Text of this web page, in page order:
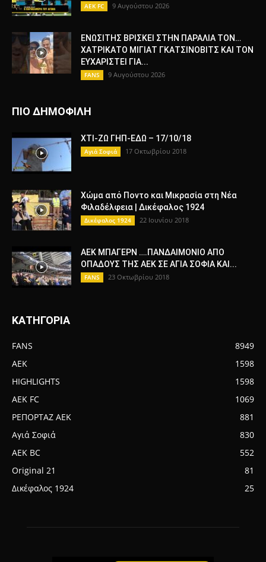
AEK FC 9 Αυγούστου 2026
ΕΝΩΣΙΤΗΣ ΒΡΙΣΚΕΙ ΣΤΗΝ ΠΑΡΑΛΙΑ ΤΟΝ…
ΧΑΤΡΙΚΑΤΟ ΜΙΓΙΑΤ ΓΚΑΤΣΙΝΟΒΙΤΣ ΚΑΙ ΤΟΝ
ΕΥΧΑΡΙΣΤΕΙ ΓΙΑ...
FANS 9 Αυγούστου 2026
ΠΙΟ ΔΗΜΟΦΙΛΗ
ΧΤΙ-ΖΩ ΓΗΠ-ΕΔΩ – 17/10/18
Αγιά Σοφιά 17 Οκτωβρίου 2018
Χώμα από Ποντο και Μικρασία στη Νέα
Φιλαδέλφεια | Δικέφαλος 1924
Δικέφαλος 1924 22 Ιουνίου 2018
ΑΕΚ ΜΠΑΓΕΡΝ ….ΠΑΝΔΑΙΜΟΝΙΟ ΑΠΟ
ΟΠΑΔΟΥΣ ΤΗΣ ΑΕΚ ΣΕ ΑΓΙΑ ΣΟΦΙΑ ΚΑΙ...
FANS 23 Οκτωβρίου 2018
ΚΑΤΗΓΟΡΙΑ
FANS
8949
AEK
1598
HIGHLIGHTS
1598
AEK FC
1069
ΡΕΠΟΡΤΑΖ ΑΕΚ
881
Αγιά Σοφιά
830
AEK BC
552
Original 21
81
Δικέφαλος 1924
25